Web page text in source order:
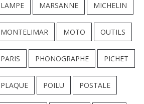
LAMPE MARSANNE MICHELIN
MONTELIMAR MOTO OUTILS
PARIS PHONOGRAPHE PICHET
PLAQUE POILU POSTALE